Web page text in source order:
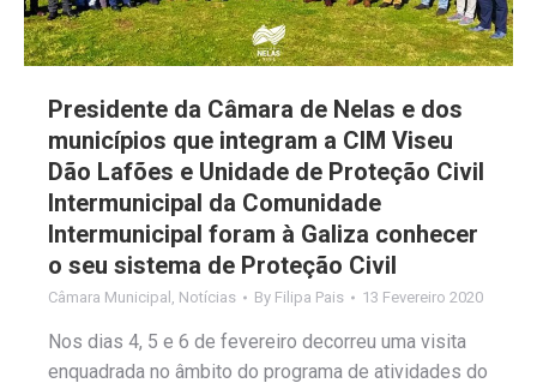
Presidente da Câmara de Nelas e dos
municípios que integram a CIM Viseu
Dão Lafões e Unidade de Proteção Civil
Intermunicipal da Comunidade
Intermunicipal foram à Galiza conhecer
o seu sistema de Proteção Civil
Câmara Municipal , Notícias By Filipa Pais 13 Fevereiro 2020
Nos dias 4, 5 e 6 de fevereiro decorreu uma visita
enquadrada no âmbito do programa de atividades do